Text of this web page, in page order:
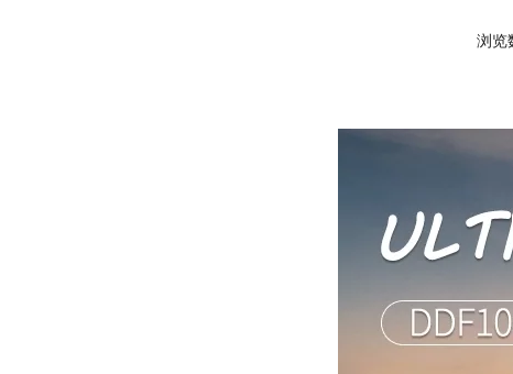
浏览
["facebook","linkedin","pinterest","whatsapp","twitter"]